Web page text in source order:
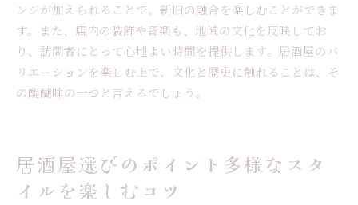
ンジが加えられることで、新旧の融合を楽しむことができま
す。また、店内の装飾や音楽も、地域の文化を反映してお
り、訪問者にとって心地よい時間を提供します。居酒屋のバ
リエーションを楽しむ上で、文化と歴史に触れることは、そ
の醍醐味の一つと言えるでしょう。
居酒屋選びのポイント多様なスタ
イルを楽しむコツ